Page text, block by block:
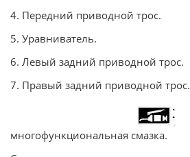
4. Передний приводной трос.
5. Уравниватель.
6. Левый задний приводной трос.
7. Правый задний приводной трос.
многофункциональная смазка.